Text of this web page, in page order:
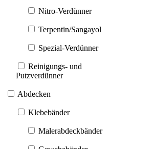
Nitro-Verdünner
Terpentin/Sangayol
Spezial-Verdünner
Reinigungs- und
Putzverdünner
Abdecken
Klebebänder
Malerabdeckbänder